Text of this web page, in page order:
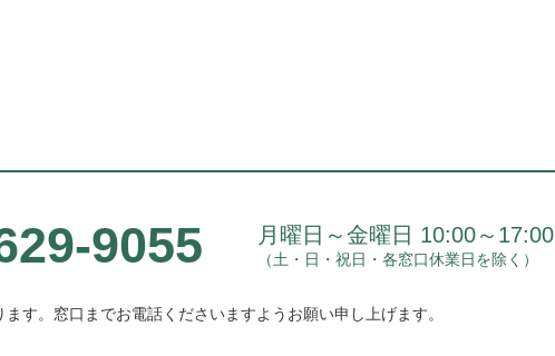
9055 月曜日～金曜日 10:00～17:00
（土・日・祝日・各窓口休業日を除く）
す。 窓口までお電話くださいますようお願い申し上げます。